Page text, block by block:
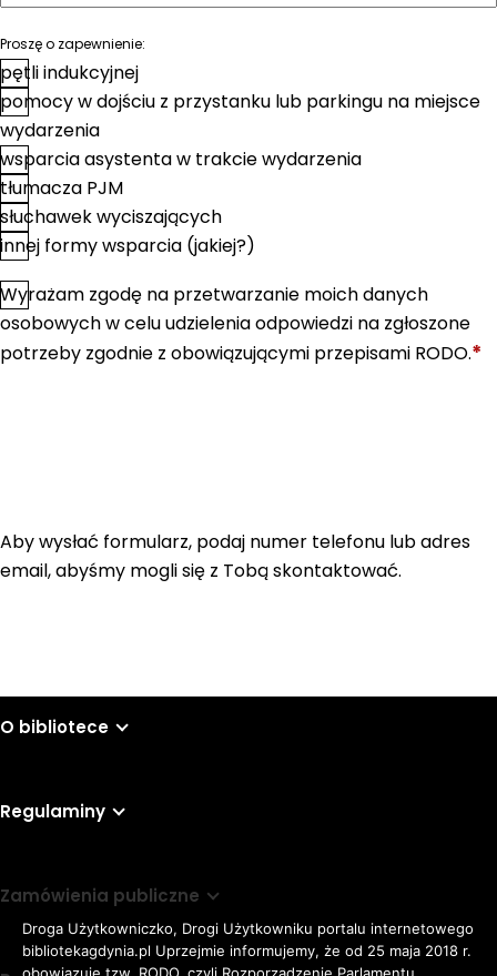
Proszę o zapewnienie:
pętli indukcyjnej
pomocy w dojściu z przystanku lub parkingu na miejsce
wydarzenia
wsparcia asystenta w trakcie wydarzenia
tłumacza PJM
słuchawek wyciszających
innej formy wsparcia (jakiej?)
Zgoda*
Wyrażam zgodę na przetwarzanie moich danych
osobowych w celu udzielenia odpowiedzi na zgłoszone
potrzeby zgodnie z obowiązującymi przepisami RODO.*
Aby wysłać formularz, podaj numer telefonu lub adres
email, abyśmy mogli się z Tobą skontaktować.
O bibliotece
Regulaminy
Zamówienia publiczne
Droga Użytkowniczko, Drogi Użytkowniku portalu internetowego
bibliotekagdynia.pl Uprzejmie informujemy, że od 25 maja 2018 r.